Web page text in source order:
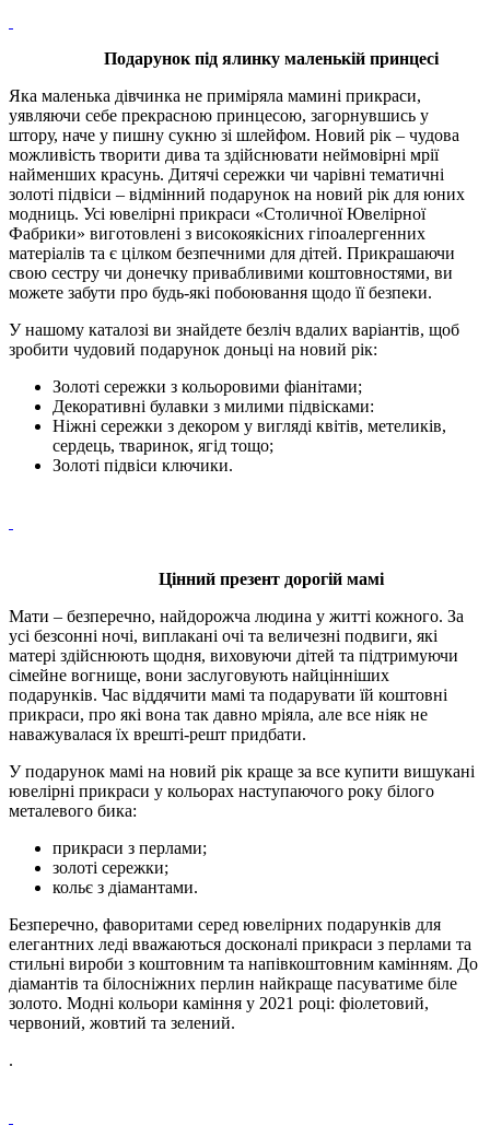
Подарунок під ялинку маленькій принцесі
Яка маленька дівчинка не приміряла мамині прикраси,
уявляючи себе прекрасною принцесою, загорнувшись у
штору, наче у пишну сукню зі шлейфом. Новий рік – чудова
можливість творити дива та здійснювати неймовірні мрії
найменших красунь. Дитячі сережки чи чарівні тематичні
золоті підвіси – відмінний подарунок на новий рік для юних
модниць. Усі ювелірні прикраси «Столичної Ювелірної
Фабрики» виготовлені з високоякісних гіпоалергенних
матеріалів та є цілком безпечними для дітей. Прикрашаючи
свою сестру чи донечку привабливими коштовностями, ви
можете забути про будь-які побоювання щодо її безпеки.
У нашому каталозі ви знайдете безліч вдалих варіантів, щоб
зробити чудовий подарунок доньці на новий рік:
Золоті сережки з кольоровими фіанітами;
Декоративні булавки з милими підвісками:
Ніжні сережки з декором у вигляді квітів, метеликів,
сердець, тваринок, ягід тощо;
Золоті підвіси ключики.
Цінний презент дорогій мамі
Мати – безперечно, найдорожча людина у житті кожного. За
усі безсонні ночі, виплакані очі та величезні подвиги, які
матері здійснюють щодня, виховуючи дітей та підтримуючи
сімейне вогнище, вони заслуговують найцінніших
подарунків. Час віддячити мамі та подарувати їй коштовні
прикраси, про які вона так давно мріяла, але все ніяк не
наважувалася їх врешті-решт придбати.
У подарунок мамі на новий рік краще за все купити вишукані
ювелірні прикраси у кольорах наступаючого року білого
металевого бика:
прикраси з перлами;
золоті сережки;
кольє з діамантами.
Безперечно, фаворитами серед ювелірних подарунків для
елегантних леді вважаються досконалі прикраси з перлами та
стильні вироби з коштовним та напівкоштовним камінням. До
діамантів та білосніжних перлин найкраще пасуватиме біле
золото. Модні кольори каміння у 2021 році: фіолетовий,
червоний, жовтий та зелений.
.